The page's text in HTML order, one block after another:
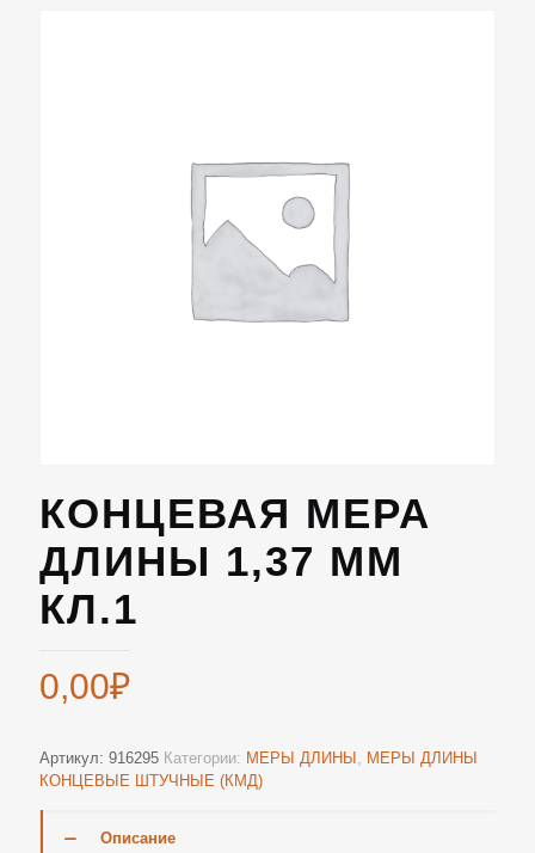
КОНЦЕВАЯ МЕРА
ДЛИНЫ 1,37 ММ
КЛ.1
0,00₽
Артикул: 916295 Категории: МЕРЫ ДЛИНЫ , МЕРЫ ДЛИНЫ
КОНЦЕВЫЕ ШТУЧНЫЕ (КМД)
Описание